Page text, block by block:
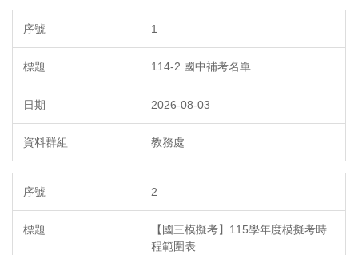
1
114-2 國中補考名單
2026-08-03
教務處
2
【國三模擬考】115學年度模擬考時
程範圍表